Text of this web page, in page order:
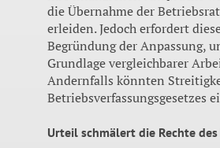
die Übernahme der
erleiden. Jedoch erfordert
Begründung der Anpassung,
Grundlage vergleichbarer
Andernfalls könnten
Betriebsverfassungsgesetzes
Urteil schmälert die Rechte